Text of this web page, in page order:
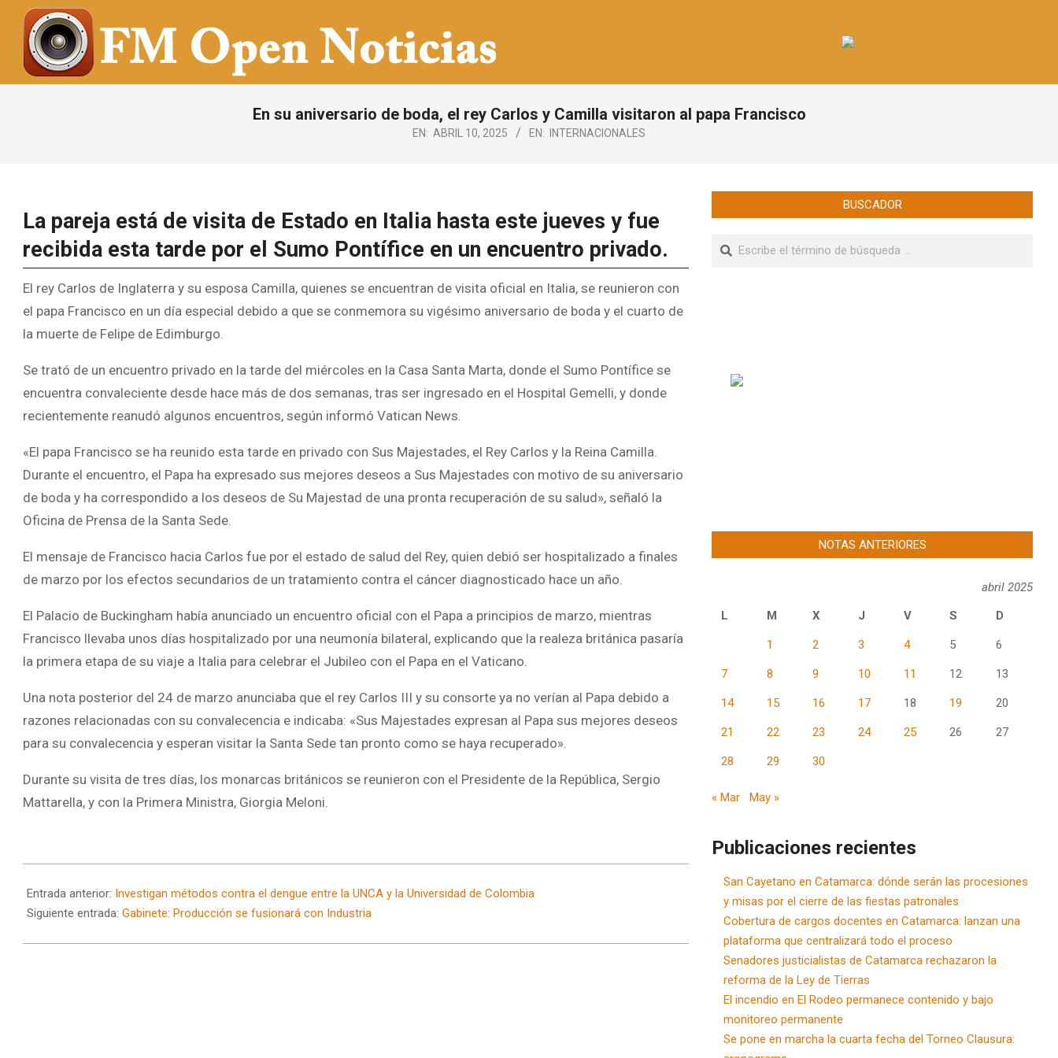
Saltar
contenido
FM
En su aniversario de boda, el rey Carlos y Camilla visitaron al papa Francisco
EN: ABRIL 10, 2025 EN: INTERNACIONALES
La pareja está de visita de Estado en Italia hasta este jueves y fue
recibida esta tarde por el Sumo Pontífice en un encuentro privado.
El rey Carlos de Inglaterra y su esposa Camilla, quienes se encuentran de visita oficial en Italia, se reunieron con
el papa Francisco en un día especial debido a que se conmemora su vigésimo aniversario de boda y el cuarto de
la muerte de Felipe de Edimburgo.
Se trató de un encuentro privado en la tarde del miércoles en la Casa Santa Marta, donde el Sumo Pontífice se
encuentra convaleciente desde hace más de dos semanas, tras ser ingresado en el Hospital Gemelli, y donde
recientemente reanudó algunos encuentros, según informó Vatican News.
«El papa Francisco se ha reunido esta tarde en privado con Sus Majestades, el Rey Carlos y la Reina Camilla.
Durante el encuentro, el Papa ha expresado sus mejores deseos a Sus Majestades con motivo de su aniversario
de boda y ha correspondido a los deseos de Su Majestad de una pronta recuperación de su salud», señaló la
Oficina de Prensa de la Santa Sede.
El mensaje de Francisco hacia Carlos fue por el estado de salud del Rey, quien debió ser hospitalizado a finales
de marzo por los efectos secundarios de un tratamiento contra el cáncer diagnosticado hace un año.
El Palacio de Buckingham había anunciado un encuentro oficial con el Papa a principios de marzo, mientras
Francisco llevaba unos días hospitalizado por una neumonía bilateral, explicando que la realeza británica pasaría
la primera etapa de su viaje a Italia para celebrar el Jubileo con el Papa en el Vaticano.
Una nota posterior del 24 de marzo anunciaba que el rey Carlos III y su consorte ya no verían al Papa debido a
razones relacionadas con su convalecencia e indicaba: «Sus Majestades expresan al Papa sus mejores deseos
para su convalecencia y esperan visitar la Santa Sede tan pronto como se haya recuperado».
Durante su visita de tres días, los monarcas británicos se reunieron con el Presidente de la República, Sergio
Mattarella, y con la Primera Ministra, Giorgia Meloni.
04-
10
Entrada anterior: Investigan métodos contra el dengue entre la UNCA y la Universidad de Colombia
Siguiente entrada: Gabinete: Producción se fusionará con Industria
BUSCADOR
Buscar
NOTAS ANTERIORES
abril 2025
L
M X J V S D
1 2 3 4 5 6
7 8 9 10 11 12 13
14 15 16 17 18 19 20
21 22 23 24 25 26 27
28 29 30
« Mar May »
Publicaciones recientes
San Cayetano en Catamarca: dónde serán las procesiones
y misas por el cierre de las fiestas patronales
Cobertura de cargos docentes en Catamarca: lanzan una
plataforma que centralizará todo el proceso
Senadores justicialistas de Catamarca rechazaron la
reforma de la Ley de Tierras
El incendio en El Rodeo permanece contenido y bajo
monitoreo permanente
Se pone en marcha la cuarta fecha del Torneo Clausura: